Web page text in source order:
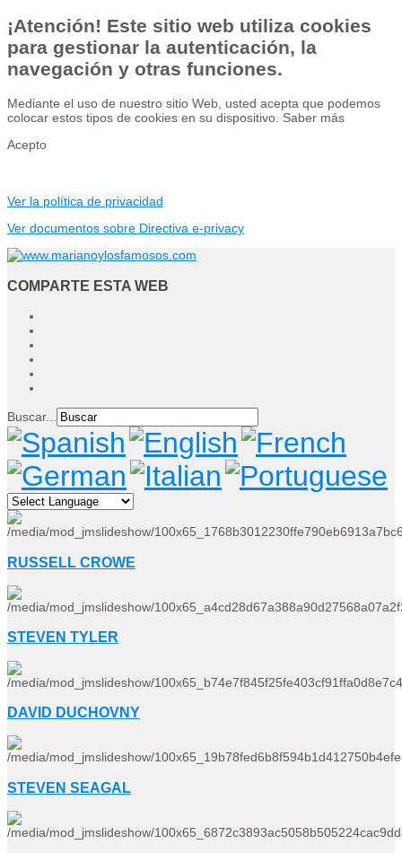
¡Atención! Este sitio web utiliza cookies
para gestionar la autenticación, la
navegación y otras funciones.
Mediante el uso de nuestro sitio Web, usted acepta que podemos
colocar estos tipos de cookies en su dispositivo. Saber más
Acepto
Ver la política de privacidad
Ver documentos sobre Directiva e-privacy
COMPARTE ESTA WEB
Buscar...
RUSSELL CROWE
STEVEN TYLER
DAVID DUCHOVNY
STEVEN SEAGAL